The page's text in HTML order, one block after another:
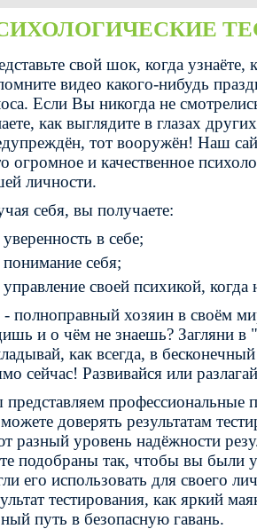
свой шок, когда
видео какого-нибудь
Если Вы никогда не
как выглядите в глазах
тот вооружён! Наш
огромное и качественное
личности.
себя, вы получаете:
уверенность в себе;
понимание себя;
управление своей психикой,
полноправный хозяин в своём
и о чём не знаешь? Загляни в
как всегда, в
сейчас! Развивайся или
профессиональные
доверять результатам
разный уровень надёжности
подобраны так, чтобы вы были
его использовать для своего
тестирования, как яркий
путь в безопасную гавань.